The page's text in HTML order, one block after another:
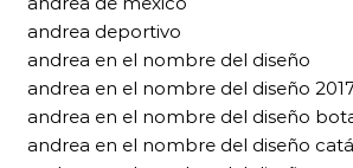
andrea deportivo
andrea en el nombre del diseño
andrea en el nombre del diseño
andrea en el nombre del diseño
andrea en el nombre del diseño